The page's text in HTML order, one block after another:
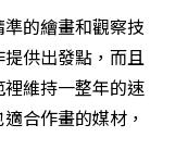
的繪畫和觀察技
供出發點，而且
維持一整年的速
合作畫的媒材，